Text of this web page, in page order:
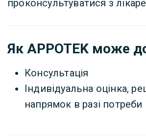
проконсультуватися з
Як APPOTEK може
Консультація
Індивідуальна оцінка,
напрямок в разі потреби